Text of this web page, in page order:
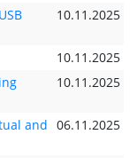
10.11.2025
10.11.2025
10.11.2025
and 06.11.2025